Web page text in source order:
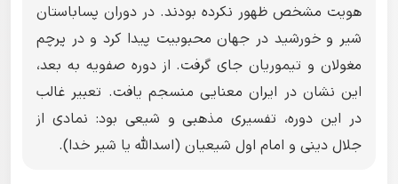
هویت مشخص ظهور نکرده بودند. در دوران پساباستان
شیر و خورشید در جهان محبوبیت پیدا کرد و در پرچم
مغولان و تیموریان جای گرفت. از دوره صفویه به بعد،
این نشان در ایران معنایی منسجم یافت. تعبیر غالب
در این دوره، تفسیری مذهبی و شیعی بود: نمادی از
جلال دینی و امام اول شیعیان (اسدالله یا شیر خدا).